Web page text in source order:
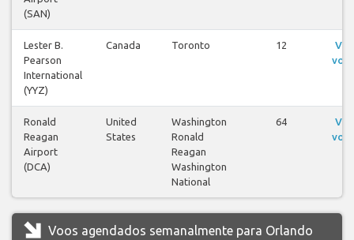
(SAN)
Lester B.
Pearson
International
(YYZ)
Canada Toronto 12
Ver
voos
Ronald
Reagan
Airport
(DCA)
United
States
Washington
Ronald
Reagan
Washington
National
64
Ver
voos
Voos agendados semanalmente para Orlando